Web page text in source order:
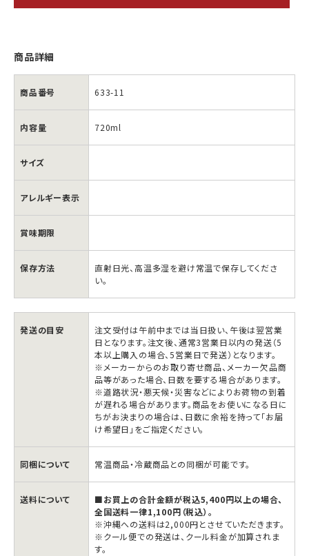
ら
ラ
ベ
ン
ダ
ー
ラ
ベ
ル
白
の
数
量
を
減
ら
す
ら
ラ
ベ
ン
ダ
ー
ラ
ベ
ル
白
の
数
量
を
増
や
す
商品詳細
商品番号 633-11
内容量 720ml
サイズ
アレルギー表示
賞味期限
保存方法
直射日光、高温多湿を避け常温で保存してくださ
い。
発送の目安
注文受付は午前中までは当日扱い、午後は翌営業
日となります。注文後、通常3営業日以内の発送（5
本以上購入の場合、5営業日で発送）となります。
※メーカーからのお取り寄せ商品、メーカー欠品商
品等があった場合、日数を要する場合があります。
※道路状況・悪天候・災害などによりお荷物の到着
が遅れる場合があります。商品をお使いになる日に
ちがお決まりの場合は、日数に余裕を持って「お届
け希望日」をご指定ください。
同梱について 常温商品・冷蔵商品との同梱が可能です。
送料について
■お買上の合計金額が税込5,400円以上の場合、
全国送料一律1,100円（税込）。
※沖縄への送料は2,000円とさせていただきます。
※クール便での発送は、クール料金が加算されま
す。